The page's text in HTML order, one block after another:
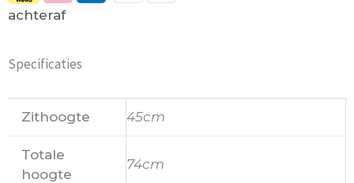
achteraf
Specificaties
Zithoogte 45cm
Totale
hoogte
74cm